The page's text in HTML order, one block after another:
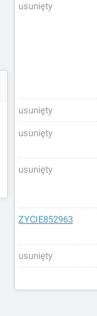
usunięty
usunięty
usunięty
usunięty
ZYCIE852963
usunięty